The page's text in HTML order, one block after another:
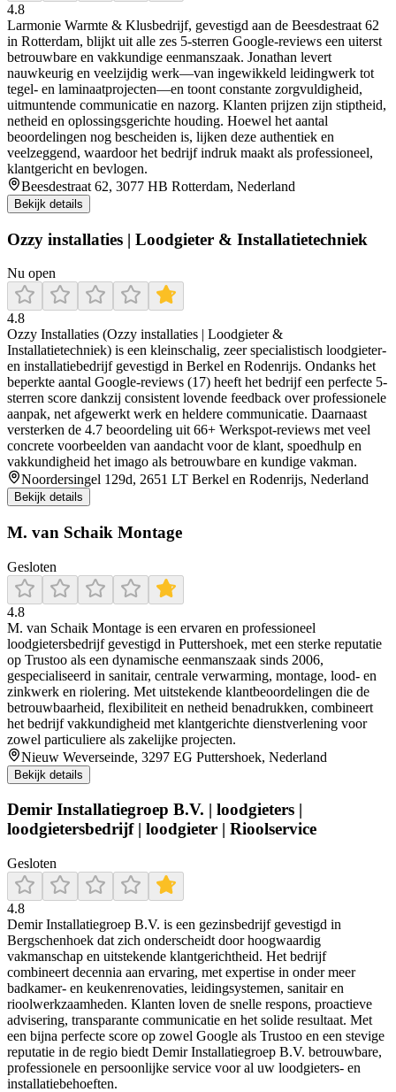
4.8
Larmonie Warmte & Klusbedrijf, gevestigd aan de Beesdestraat 62
in Rotterdam, blijkt uit alle zes 5‑sterren Google‑reviews een uiterst
betrouwbare en vakkundige eenmanszaak. Jonathan levert
nauwkeurig en veelzijdig werk—van ingewikkeld leidingwerk tot
tegel‐ en laminaatprojecten—en toont constante zorgvuldigheid,
uitmuntende communicatie en nazorg. Klanten prijzen zijn stiptheid,
netheid en oplossingsgerichte houding. Hoewel het aantal
beoordelingen nog bescheiden is, lijken deze authentiek en
veelzeggend, waardoor het bedrijf indruk maakt als professioneel,
klantgericht en bevlogen.
Beesdestraat 62, 3077 HB Rotterdam, Nederland
Bekijk details
Ozzy installaties | Loodgieter & Installatietechniek
Nu open
4.8
Ozzy Installaties (Ozzy installaties | Loodgieter &
Installatietechniek) is een kleinschalig, zeer specialistisch loodgieter-
en installatiebedrijf gevestigd in Berkel en Rodenrijs. Ondanks het
beperkte aantal Google-reviews (17) heeft het bedrijf een perfecte 5-
sterren score dankzij consistent lovende feedback over professionele
aanpak, net afgewerkt werk en heldere communicatie. Daarnaast
versterken de 4.7 beoordeling uit 66+ Werkspot-reviews met veel
concrete voorbeelden van aandacht voor de klant, spoedhulp en
vakkundigheid het imago als betrouwbare en kundige vakman.
Noordersingel 129d, 2651 LT Berkel en Rodenrijs, Nederland
Bekijk details
M. van Schaik Montage
Gesloten
4.8
M. van Schaik Montage is een ervaren en professioneel
loodgietersbedrijf gevestigd in Puttershoek, met een sterke reputatie
op Trustoo als een dynamische eenmanszaak sinds 2006,
gespecialiseerd in sanitair, centrale verwarming, montage, lood- en
zinkwerk en riolering. Met uitstekende klantbeoordelingen die de
betrouwbaarheid, flexibiliteit en netheid benadrukken, combineert
het bedrijf vakkundigheid met klantgerichte dienstverlening voor
zowel particuliere als zakelijke projecten.
Nieuw Weverseinde, 3297 EG Puttershoek, Nederland
Bekijk details
Demir Installatiegroep B.V. | loodgieters |
loodgietersbedrijf | loodgieter | Rioolservice
Gesloten
4.8
Demir Installatiegroep B.V. is een gezinsbedrijf gevestigd in
Bergschenhoek dat zich onderscheidt door hoogwaardig
vakmanschap en uitstekende klantgerichtheid. Het bedrijf
combineert decennia aan ervaring, met expertise in onder meer
badkamer- en keukenrenovaties, leidingsystemen, sanitair en
rioolwerkzaamheden. Klanten loven de snelle respons, proactieve
advisering, transparante communicatie en het solide resultaat. Met
een bijna perfecte score op zowel Google als Trustoo en een stevige
reputatie in de regio biedt Demir Installatiegroep B.V. betrouwbare,
professionele en persoonlijke service voor al uw loodgieters- en
installatiebehoeften.